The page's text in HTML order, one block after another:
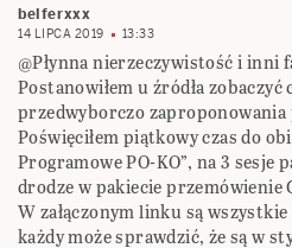
belferxxx
14 LIPCA 2019 13:33
@Płynna nierzeczywistość i inni
Postanowiłem u źródła zobaczyć
przedwyborczo zaproponowania
Poświęciłem piątkowy czas do
Programowe PO-KO”, na 3 sesje
drodze w pakiecie przemówienie
W załączonym linku są
każdy może sprawdzić, że są w